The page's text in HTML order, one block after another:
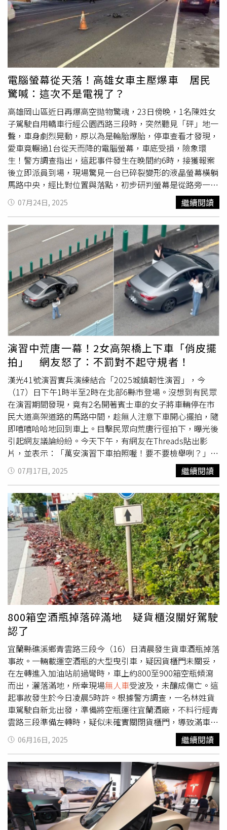
人工便宜，不需要買船，但其實現在不管到哪個國家，都面
臨缺工問題，以及人員管理不易。這趟返鄉創業路，許宏德
自己畫設計圖、做系統、晶片整合，把買房子的錢都砸進去
了，不斷根據漁民的需求修改，從只能撒飼料，到地方政府
官員上門問能不能噴藥劑，他花一個月就改出新功能，「其
實我們有400台的訂單，但我公司小，現在只能做100
台。」面對爆量訂單以及東南亞海外擴點，許宏德正思考如
何走下一步。
應，那將是無人地面作戰平台最終極的目標，也將徹底改變
未來戰爭的樣貌。
電腦螢幕從天落！高雄女車主壓爆車 居民
驚喊：這次不是電視了？
高雄岡山區近日再爆高空拋物驚魂，23日傍晚，1名陳姓女
子駕駛自用轎車行經公園西路三段時，突然聽見「砰」地一
聲，車身劇烈晃動，原以為是輪胎爆胎，停車查看才發現，
愛車竟輾過1台從天而降的電腦螢幕，車底受損，險象環
生！警方調查指出，這起事件發生在晚間約6時，接獲報案
後立即派員到場，現場驚見一台已碎裂變形的液晶螢幕橫躺
馬路中央，經比對位置與落點，初步研判螢幕是從路旁一棟
大樓高處直接拋下，宛如現代版的「空中飛來橫禍」。這並
非首次發生類似狀況，附近居民透露，2天前同一地點竟也
曾從大樓上掉下一台電視機，所幸當時並無人車受損，不過
連續高空墜物已讓居民人心惶惶，直呼「這樣哪敢經過」、
「是想害死人嗎？」、「又是那棟樓，太可怕了！」警方雖
然獲報後，陳女表示車損自行吸收、不提告，但此事已非單
純意外，而是涉及公共安全的潛在風險。岡山分局已將此案
移請環保局依《廢棄物清理法》處理，並聯繫大樓管委會，
調閱監視器鎖定嫌疑樓層與住戶，一旦查明肇事者，警方將
依《刑法》第185條「以他法致生往來之危險罪」嚴懲，最
重可處5年以下有期徒刑、拘役或新台幣1萬5000元以下罰
金。專家呼籲，高空拋物已不只是不文明行為，更可能釀成
重大傷亡事故，民眾若目睹此類行為應立即報警或通報管委
會，城市生活安全不容忽視，切勿讓「天外飛物」成為致命
殺機！
07月24日, 2025 繼續閱讀
演習中荒唐一幕！2女高架橋上下車「俏皮擺
拍」 網友怒了：不罰對不起守規者！
漢光41號演習實兵演練結合「2025城鎮韌性演習」，今
（17）日下午1時半至2時在北部6縣市登場。沒想到有民眾
在演習期間發現，竟有2名開著賓士車的女子將車輛停在市
民大道高架道路的馬路中間，趁無人注意下車開心擺拍，隨
即嘻嘻哈哈地回到車上。目擊民眾向荒唐行徑拍下，曝光後
引起網友議論紛紛。今天下午，有網友在Threads貼出影
片，並表示：「萬安演習下車拍照喔！要不要檢舉咧？」原
來，在這名網友貼出的影片中，一輛鐵灰色賓士轎車就停在
因為演習空無人車
的市民大道高架道路的快車道上，2名女
子則下車到馬路上，擺出俏皮姿勢拍照留念，拍完又悠哉走
回車上。讓這名目擊網友在回文中感嘆，「走路就算了，高
架橋下車拍照真的無言！」荒唐一幕曝光，讓網友紛紛看傻
了眼，直呼：「昨天在台中買便當的阿北被罰15萬，今天這
個不罰30萬，對得起那位台中的朋友嗎？」、「台灣明明就
已經實施12年國教了，怎麼一堆腦麻還可以像清領時期沒讀
過書的羅漢腳一樣？」、「她們以為演習和紅綠燈一樣，參
考用？」、「請相關部門開罰，不要讓遵守規定民眾覺得自
己是笨蛋。」根據資料，2025年城鎮韌性（防空）演習於
15日至18日採「分區異時」實施，今(17)日下午1時30分至
下午2時，由宜蘭縣、基隆市、台北市、新北市、桃園市、
新竹市等6縣市實施30分鐘「防空疏散」演練。若民眾未依
據《民防法》第21條、《防空演習實施辦法》第12條配合
演習規定，地方政府可依《民防法》第25條，裁罰不配合演
習管制的民眾3萬元至15萬元罰鍰。
07月17日, 2025 繼續閱讀
800箱空酒瓶掉落碎滿地 疑貨櫃沒關好駕駛
認了
宜蘭縣礁溪鄉青雲路三段今（16）日清晨發生貨車酒瓶掉落
事故。一輛載運空酒瓶的大型曳引車，疑因貨櫃門未關妥，
在左轉進入加油站前過彎時，車上約800至900箱空瓶傾瀉
而出，灑落滿地，所幸現場無人車受波及，未釀成傷亡。這
起事故發生於今日凌晨5時許。根據警方調查，一名林姓貨
車駕駛自新北出發，準備將空瓶運往宜蘭酒廠，不料行經青
雲路三段準備左轉時，疑似未確實關閉貨櫃門，導致滿車空
瓶掉落路面。警方接獲通報後，立即趕赴現場，實施交通管
制並聯繫相關單位進行清理作業。林姓駕駛坦承疏忽未注意
路況，對於造成道路阻礙深感歉意，並表示後續將由所屬公
司負責處理相關賠償與善後。警方提醒，貨車駕駛人應確實
固定貨物並妥善關閉貨櫃門，否則貨物若有滲漏、飛散等情
況，將依《道路交通管理處罰條例》第30條第1項第2款規
定，處以新台幣3000元至1萬8000元罰鍰，並得責令立即改
正或禁止通行，以確保用路人安全。
06月16日, 2025 繼續閱讀